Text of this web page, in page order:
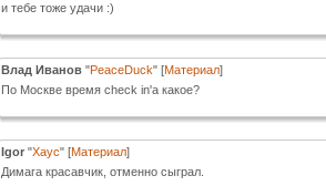
и тебе тоже удачи :)
Влад Иванов"PeaceDuck" [Материал]
По Москве время cheсk in'а какое?
Igor"Xayc" [Материал]
Димага красавчик, отменно сыграл.